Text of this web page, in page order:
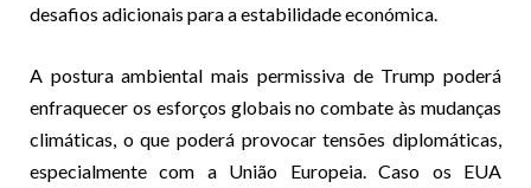
desafios adicionais para a estabilidade económica.
A postura ambiental mais permissiva de Trump poderá
enfraquecer os esforços globais no combate às mudanças
climáticas, o que poderá provocar tensões diplomáticas,
especialmente com a União Europeia. Caso os EUA